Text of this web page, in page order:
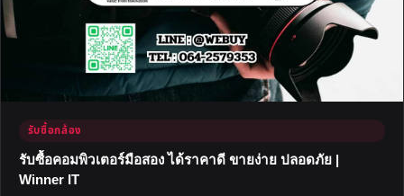
รับซื้อกล้อง
รับซื้อคอมพิวเตอร์มือสอง ได้ราคาดี ขายง่าย ปลอดภัย |
Winner IT